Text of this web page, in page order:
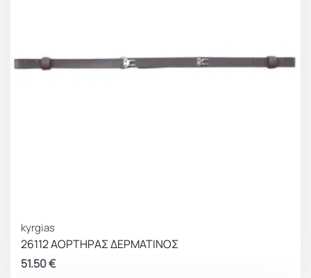
kyrgias
26112 ΑΟΡΤΗΡΑΣ ΔΕΡΜΑΤΙΝΟΣ
51.50€